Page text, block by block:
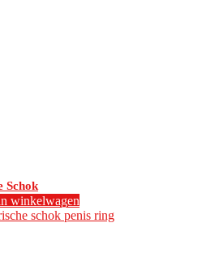
Schok
winkelwagen